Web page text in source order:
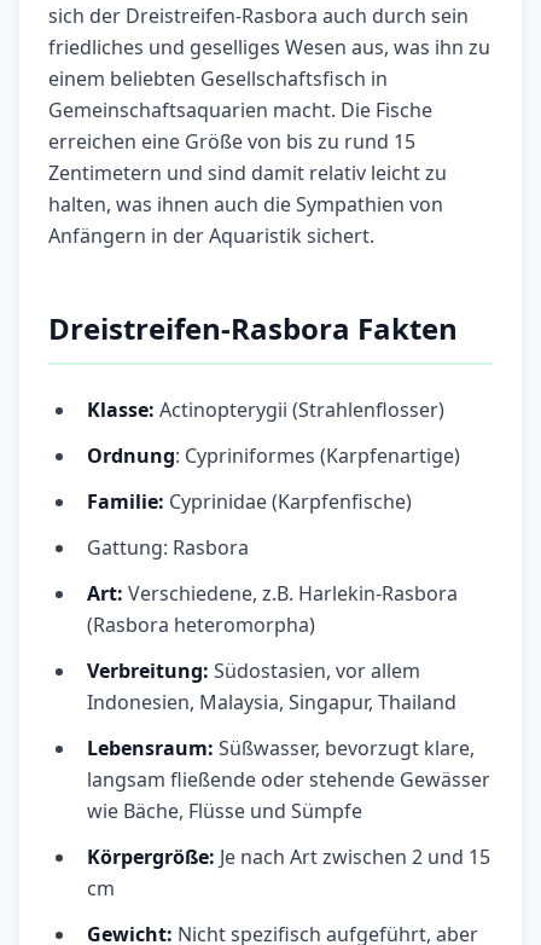
sich der Dreistreifen-Rasbora auch durch sein
friedliches und geselliges Wesen aus, was ihn zu
einem beliebten Gesellschaftsfisch in
Gemeinschaftsaquarien macht. Die Fische
erreichen eine Größe von bis zu rund 15
Zentimetern und sind damit relativ leicht zu
halten, was ihnen auch die Sympathien von
Anfängern in der Aquaristik sichert.
Dreistreifen-Rasbora Fakten
Klasse: Actinopterygii (Strahlenflosser)
Ordnung: Cypriniformes (Karpfenartige)
Familie: Cyprinidae (Karpfenfische)
Gattung: Rasbora
Art: Verschiedene, z.B. Harlekin-Rasbora
(Rasbora heteromorpha)
Verbreitung: Südostasien, vor allem
Indonesien, Malaysia, Singapur, Thailand
Lebensraum: Süßwasser, bevorzugt klare,
langsam fließende oder stehende Gewässer
wie Bäche, Flüsse und Sümpfe
Körpergröße: Je nach Art zwischen 2 und 15
cm
Gewicht: Nicht spezifisch aufgeführt, aber